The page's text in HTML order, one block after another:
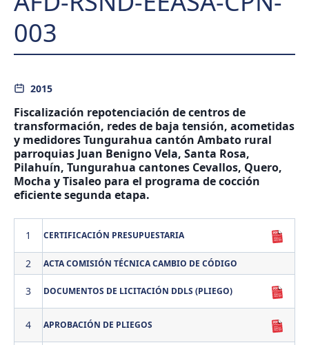
003
2015
Fiscalización repotenciación de centros de
transformación, redes de baja tensión, acometidas
y medidores Tungurahua cantón Ambato rural
parroquias Juan Benigno Vela, Santa Rosa,
Pilahuín, Tungurahua cantones Cevallos, Quero,
Mocha y Tisaleo para el programa de cocción
eficiente segunda etapa.
1 CERTIFICACIÓN PRESUPUESTARIA
2 ACTA COMISIÓN TÉCNICA CAMBIO DE CÓDIGO
3 DOCUMENTOS DE LICITACIÓN DDLS (PLIEGO)
4 APROBACIÓN DE PLIEGOS